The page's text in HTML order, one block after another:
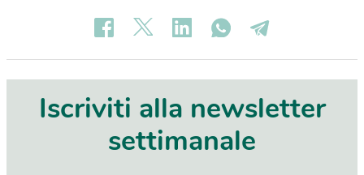
Iscriviti alla newsletter
settimanale